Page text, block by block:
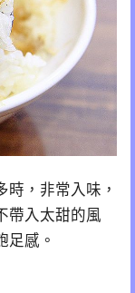
，非常入味，
帶入太甜的風
足感。